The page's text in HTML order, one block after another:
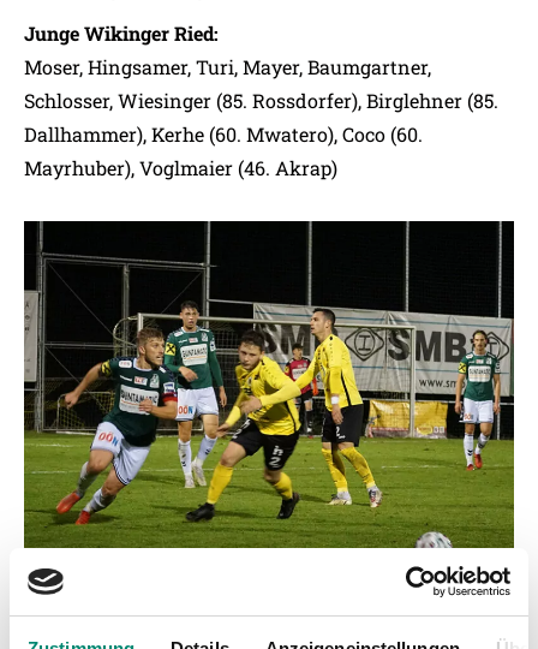
Junge Wikinger Ried:
Moser, Hingsamer, Turi, Mayer, Baumgartner,
Schlosser, Wiesinger (85. Rossdorfer), Birglehner (85.
Dallhammer), Kerhe (60. Mwatero), Coco (60.
Mayrhuber), Voglmaier (46. Akrap)